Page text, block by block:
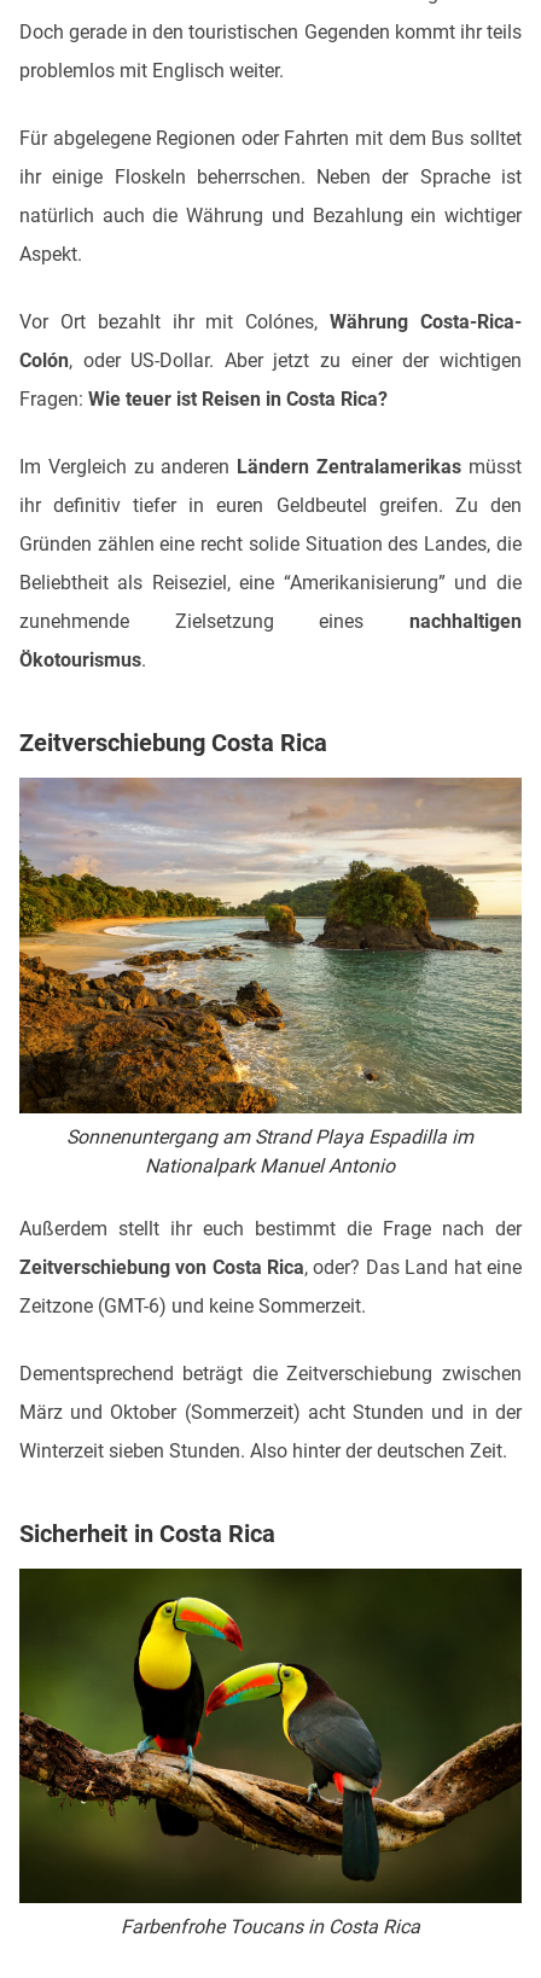
Doch gerade in den touristischen Gegenden kommt ihr teils
problemlos mit Englisch weiter.
Für abgelegene Regionen oder Fahrten mit dem Bus solltet
ihr einige Floskeln beherrschen. Neben der Sprache ist
natürlich auch die Währung und Bezahlung ein wichtiger
Aspekt.
Vor Ort bezahlt ihr mit Colónes,Währung Costa-Rica-
Colón, oder US-Dollar. Aber jetzt zu einer der wichtigen
Fragen: Wie teuer ist Reisen in Costa Rica?
Im Vergleich zu anderen Ländern Zentralamerikas müsst
ihr definitiv tiefer in euren Geldbeutel greifen. Zu den
Gründen zählen eine recht solide Situation des Landes, die
Beliebtheit als Reiseziel, eine “Amerikanisierung” und die
zunehmende Zielsetzung eines nachhaltigen
Ökotourismus.
Zeitverschiebung Costa Rica
Sonnenuntergang am Strand Playa Espadilla im
Nationalpark Manuel Antonio
Außerdem stellt ihr euch bestimmt die Frage nach der
Zeitverschiebung von Costa Rica, oder? Das Land hat eine
Zeitzone (GMT-6) und keine Sommerzeit.
Dementsprechend beträgt die Zeitverschiebung zwischen
März und Oktober (Sommerzeit) acht Stunden und in der
Winterzeit sieben Stunden. Also hinter der deutschen Zeit.
Sicherheit in Costa Rica
Farbenfrohe Toucans in Costa Rica